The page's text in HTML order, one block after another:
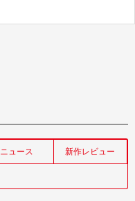
ニュース 新作レビュー